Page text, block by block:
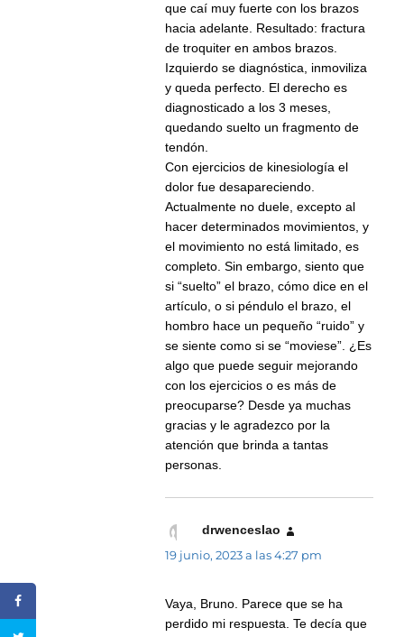
que caí muy fuerte con los brazos
hacia adelante. Resultado: fractura
de troquiter en ambos brazos.
Izquierdo se diagnóstica, inmoviliza
y queda perfecto. El derecho es
diagnosticado a los 3 meses,
quedando suelto un fragmento de
tendón.
Con ejercicios de kinesiología el
dolor fue desapareciendo.
Actualmente no duele, excepto al
hacer determinados movimientos, y
el movimiento no está limitado, es
completo. Sin embargo, siento que
si “suelto” el brazo, cómo dice en el
artículo, o si péndulo el brazo, el
hombro hace un pequeño “ruido” y
se siente como si se “moviese”. ¿Es
algo que puede seguir mejorando
con los ejercicios o es más de
preocuparse? Desde ya muchas
gracias y le agradezco por la
atención que brinda a tantas
personas.
drwenceslao
19 junio, 2023 a las 4:27 pm
Vaya, Bruno. Parece que se ha
perdido mi respuesta. Te decía que